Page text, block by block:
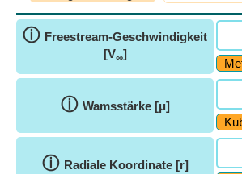
ⓘ Freestream-Geschwindigkeit
[V∞]
ⓘ Wamsstärke [μ]
ⓘ Radiale Koordinate [r]